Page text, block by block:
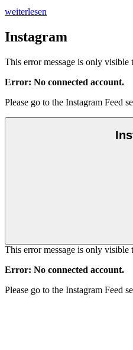
weiterlesen
Instagram
This error message is only visible
Error: No connected account.
Please go to the Instagram Feed
This error message is only visible
Error: No connected account.
Please go to the Instagram Feed